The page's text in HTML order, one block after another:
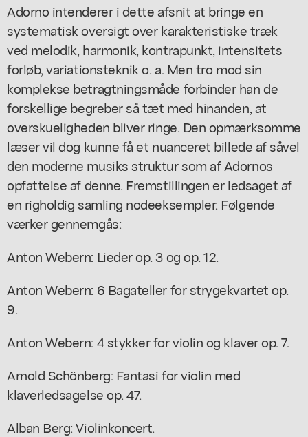
Adorno intenderer i dette afsnit at bringe en
systematisk oversigt over karakteristiske træk
ved melodik, harmonik, kontrapunkt, intensitets
forløb, variationsteknik o. a. Men tro mod sin
komplekse betragtningsmåde forbinder han de
forskellige begreber så tæt med hinanden, at
overskueligheden bliver ringe. Den opmærksomme
læser vil dog kunne få et nuanceret billede af såvel
den moderne musiks struktur som af Adornos
opfattelse af denne. Fremstillingen er ledsaget af
en righoldig samling nodeeksempler. Følgende
værker gennemgås:
Anton Webern: Lieder op. 3 og op. 12.
Anton Webern: 6 Bagateller for strygekvartet op.
9.
Anton Webern: 4 stykker for violin og klaver op. 7.
Arnold Schönberg: Fantasi for violin med
klaverledsagelse op. 47.
Alban Berg: Violinkoncert.